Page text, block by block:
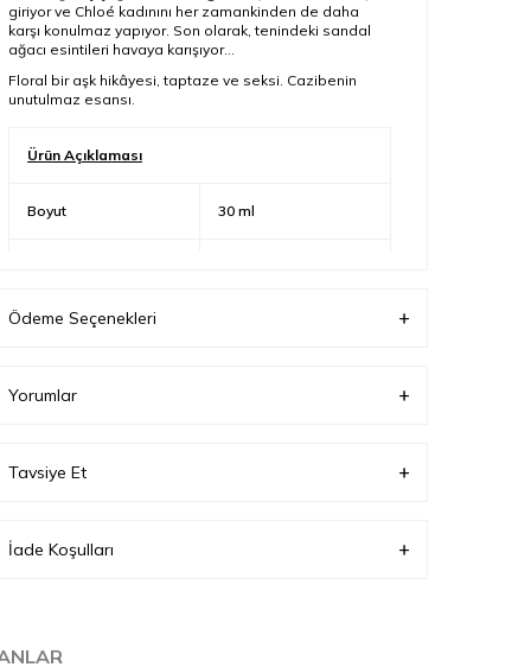
giriyor ve Chloé kadınını her zamankinden de daha
karşı konulmaz yapıyor. Son olarak, tenindeki sandal
ağacı esintileri havaya karışıyor...
Floral bir aşk hikâyesi, taptaze ve seksi. Cazibenin
unutulmaz esansı.
Ürün Açıklaması
Boyut 30 ml
Ödeme Seçenekleri
Yorumlar
Tavsiye Et
İade Koşulları